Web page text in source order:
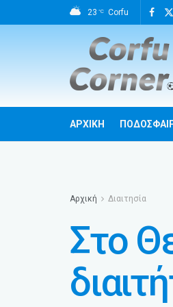
23 °C Corfu
ΑΡΧΙΚΗ
Αρχική Διαιτησία
Στο